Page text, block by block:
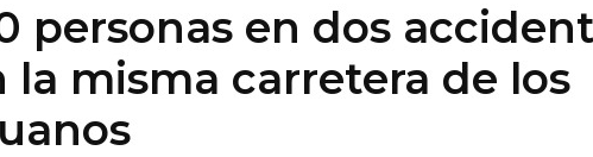
personas en dos
la misma carretera de los